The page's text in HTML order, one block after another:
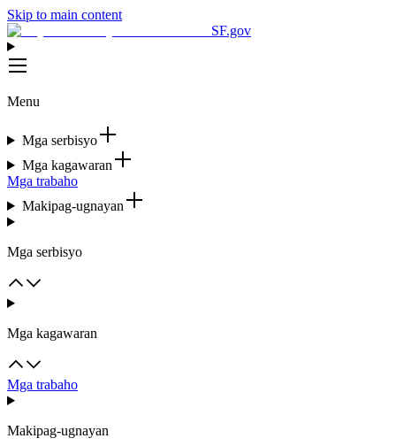
Skip to main content
SF.gov
Menu
Mga serbisyo
Mga kagawaran
Mga trabaho
Makipag-ugnayan
Mga serbisyo
Mga kagawaran
Mga trabaho
Makipag-ugnayan